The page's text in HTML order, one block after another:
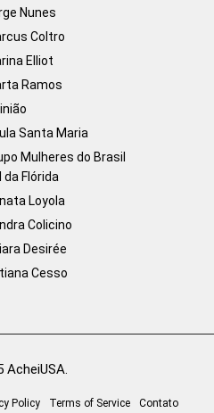
Nunes
Coltro
Elliot
Ramos
Santa Maria
Mulheres do Brasil
da Flórida
Loyola
Colicino
Desirée
Cesso
AcheiUSA.
Policy Terms of Service Contato